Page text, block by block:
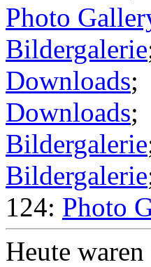
Photo
Bildergalerie
Downloads;
Downloads;
Bildergalerie
Bildergalerie
124: Photo
Heute